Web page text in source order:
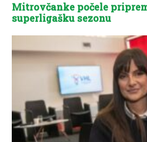
Mitrovčanke počele
superligašku sezonu